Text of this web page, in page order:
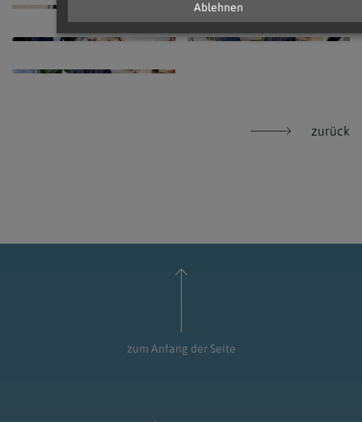
zurück
zum Anfang der Seite
Ablehnen